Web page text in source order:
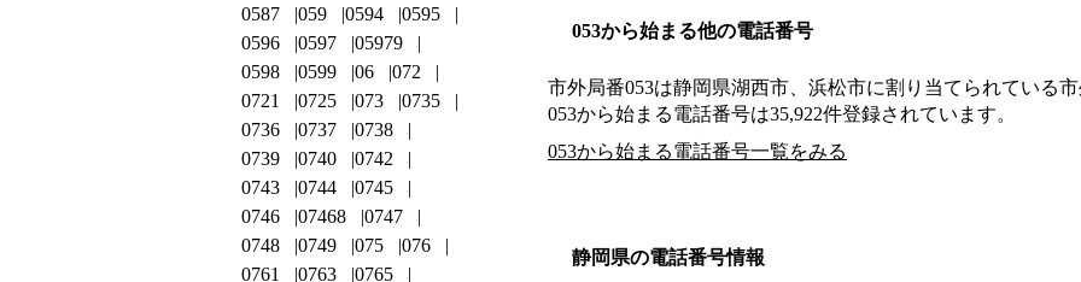
053から始まる他の電話番号
市外局番053は静岡県湖西市、浜松市に割り当てられている
053から始まる電話番号は35,922件登録されています。
053から始まる電話番号一覧をみる
静岡県の電話番号情報
0587
059 0594
0595
0596
0597
05979
0598
0599 06
072
0721
0725 073
0735
0736
0737
0738
0739
0740
0742
0743
0744
0745
0746
07468
0747
0748
0749 075
076
0761
0763
0765